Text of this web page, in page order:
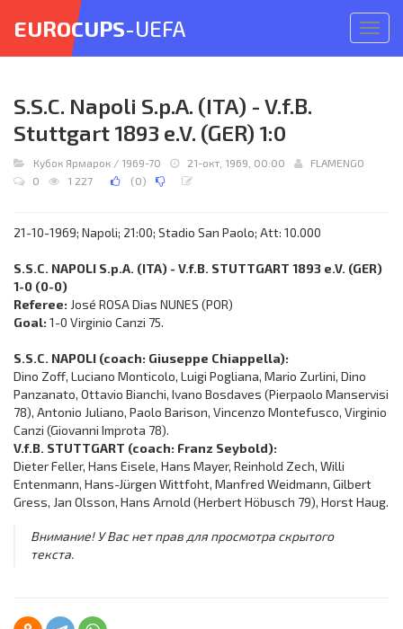
меню
EUROCUPS-UEFA
S.S.C. Napoli S.p.A. (ITA) - V.f.B.
Stuttgart 1893 e.V. (GER) 1:0
Кубок Ярмарок / 1969-70 21-окт, 1969, 00:00
FLAMENGO
0
1 227 (0)
21-10-1969; Napoli; 21:00; Stadio San Paolo; Att: 10.000
S.S.C. NAPOLI S.p.A. (ITA) - V.f.B. STUTTGART 1893 e.V. (GER)
1-0 (0-0)
Referee: José ROSA Dias NUNES (POR)
Goal: 1-0 Virginio Canzi 75.
S.S.C. NAPOLI (coach: Giuseppe Chiappella):
Dino Zoff, Luciano Monticolo, Luigi Pogliana, Mario Zurlini, Dino
Panzanato, Ottavio Bianchi, Ivano Bosdaves (Pierpaolo Manservisi
78), Antonio Juliano, Paolo Barison, Vincenzo Montefusco, Virginio
Canzi (Giovanni Improta 78).
V.f.B. STUTTGART (coach: Franz Seybold):
Dieter Feller, Hans Eisele, Hans Mayer, Reinhold Zech, Willi
Entenmann, Hans-Jürgen Wittfoht, Manfred Weidmann, Gilbert
Gress, Jan Olsson, Hans Arnold (Herbert Höbusch 79), Horst Haug.
Внимание! У Вас нет прав для просмотра скрытого
текста.